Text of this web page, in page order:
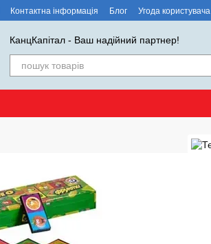
Контактна інформація Блог Угода користувача
КанцКапітал - Ваш надійний партнер!